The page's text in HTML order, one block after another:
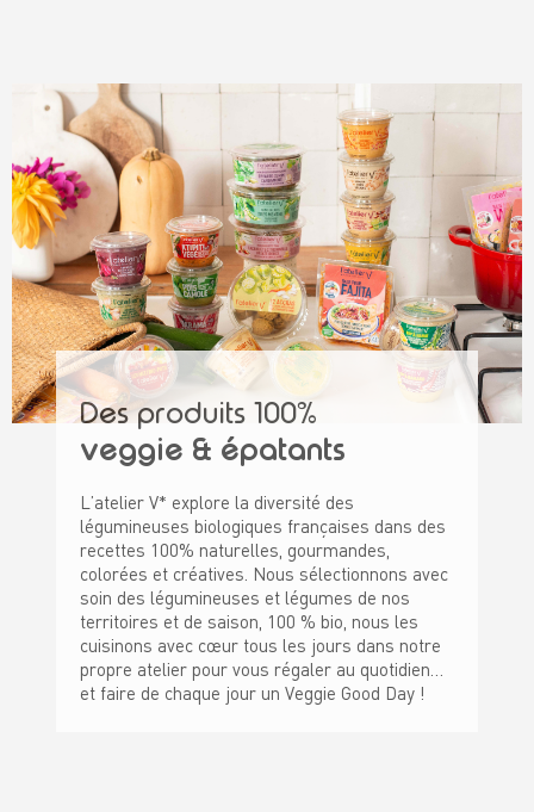
Des produits 100%
veggie & épatants
L’atelier V* explore la diversité des
légumineuses biologiques françaises dans des
recettes 100% naturelles, gourmandes,
colorées et créatives. Nous sélectionnons avec
soin des légumineuses et légumes de nos
territoires et de saison, 100 % bio, nous les
cuisinons avec cœur tous les jours dans notre
propre atelier pour vous régaler au quotidien…
et faire de chaque jour un Veggie Good Day !